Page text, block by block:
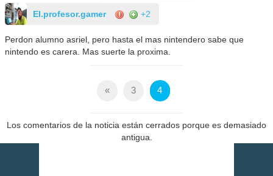
El.profesor.gamer +2
Perdon alumno asriel, pero hasta el mas nintendero sabe que
nintendo es carera. Mas suerte la proxima.
« 3 4
Los comentarios de la noticia están cerrados porque es demasiado
antigua.